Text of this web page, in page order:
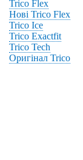
Trico Flex
Нові Trico Flex
Trico Ice
Trico Exactfit
Trico Tech
Оригінал Trico